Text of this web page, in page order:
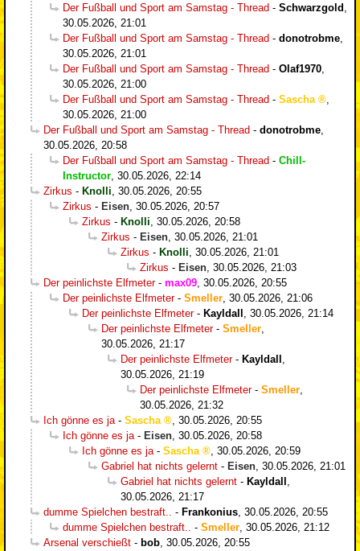
Der Fußball und Sport am Samstag - Thread - Schwarzgold
30.05.2026, 21:01
Der Fußball und Sport am Samstag - Thread - donotrobme
30.05.2026, 21:01
Der Fußball und Sport am Samstag - Thread - Olaf1970
30.05.2026, 21:00
Der Fußball und Sport am Samstag - Thread - Sascha
30.05.2026, 21:00
Der Fußball und Sport am Samstag - Thread - donotrobme
30.05.2026, 20:58
Der Fußball und Sport am Samstag - Thread - Chill-
Instructor 30.05.2026, 22:14
Zirkus - Knolli 30.05.2026, 20:55
Zirkus - Eisen 30.05.2026, 20:57
Zirkus - Knolli 30.05.2026, 20:58
Zirkus - Eisen 30.05.2026, 21:01
Zirkus - Knolli 30.05.2026, 21:01
Zirkus - Eisen 30.05.2026, 21:03
Der peinlichste Elfmeter- max09 30.05.2026, 20:55
Der peinlichste Elfmeter- Smeller 30.05.2026, 21:06
Der peinlichste Elfmeter- Kayldall
30.05.2026, 21:14
Der peinlichste Elfmeter- Smeller
30.05.2026, 21:17
Der peinlichste Elfmeter- Kayldall
30.05.2026, 21:19
Der peinlichste Elfmeter- Smeller
30.05.2026, 21:32
Ich gönne es ja - Sascha
30.05.2026, 20:55
Ich gönne es ja - Eisen 30.05.2026, 20:58
Ich gönne es ja - Sascha
30.05.2026, 20:59
Gabriel hat nichts gelernt - Eisen 30.05.2026, 21:01
Gabriel hat nichts gelernt - Kayldall
30.05.2026, 21:17
dumme Spielchen bestraft..
- Frankonius 30.05.2026, 20:55
dumme Spielchen bestraft..
- Smeller 30.05.2026, 21:12
Arsenal verschießt - bob 30.05.2026, 20:55